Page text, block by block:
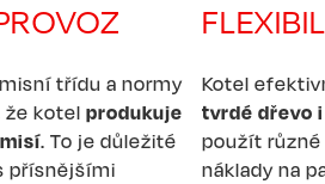
třídu a normy
že kotelprodukuje
. To je důležité
přísnějšími
Kotel
tvrdé dřevo
použít
náklady na